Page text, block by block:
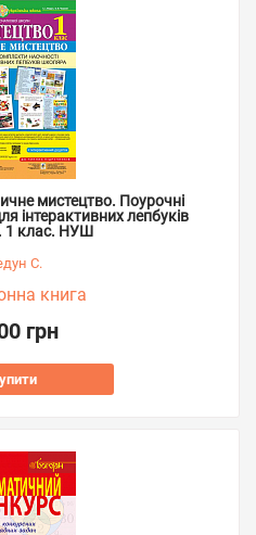
мистецтво. Поурочні
інтерактивних лепбуків
1 клас. НУШ
С.
книга
грн